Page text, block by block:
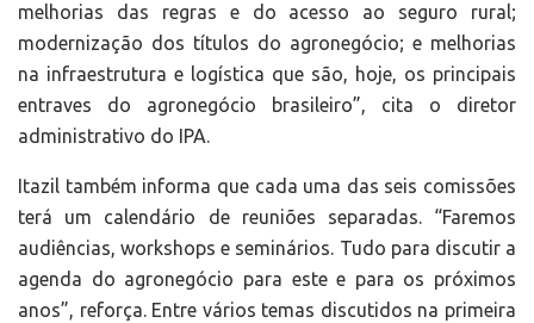
melhorias das regras e do acesso ao seguro rural;
modernização dos títulos do agronegócio; e melhorias
na infraestrutura e logística que são, hoje, os principais
entraves do agronegócio brasileiro”, cita o diretor
administrativo do IPA.
Itazil também informa que cada uma das seis comissões
terá um calendário de reuniões separadas. “Faremos
audiências, workshops e seminários. Tudo para discutir a
agenda do agronegócio para este e para os próximos
anos”, reforça. Entre vários temas discutidos na primeira